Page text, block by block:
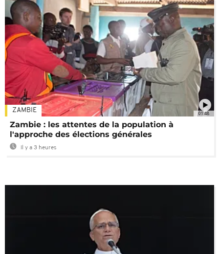
01:48
ZAMBIE
Zambie : les attentes de la population à
l'approche des élections générales
Il y a 3 heures